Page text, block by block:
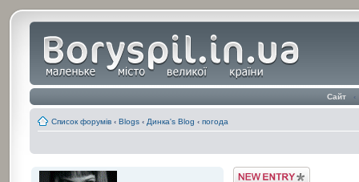
Сайт ‹
Список форумів ‹ Blogs ‹ Динка's Blog ‹ погода
Post a Blog Entry